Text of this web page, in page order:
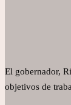
El gobernador,
objetivos de